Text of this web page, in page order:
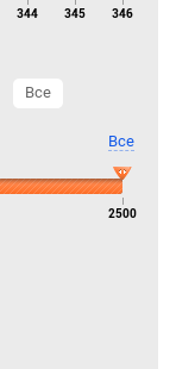
344 345 346
Все
Все
2500